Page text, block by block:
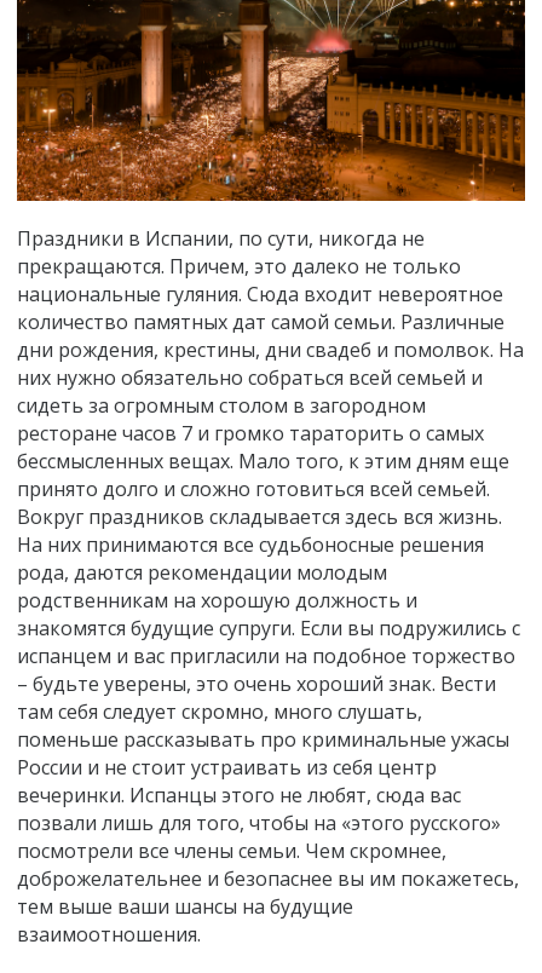
Праздники в Испании, по сути, никогда не
прекращаются. Причем, это далеко не только
национальные гуляния. Сюда входит невероятное
количество памятных дат самой семьи. Различные
дни рождения, крестины, дни свадеб и помолвок. На
них нужно обязательно собраться всей семьей и
сидеть за огромным столом в загородном
ресторане часов 7 и громко тараторить о самых
бессмысленных вещах. Мало того, к этим дням еще
принято долго и сложно готовиться всей семьей.
Вокруг праздников складывается здесь вся жизнь.
На них принимаются все судьбоносные решения
рода, даются рекомендации молодым
родственникам на хорошую должность и
знакомятся будущие супруги. Если вы подружились с
испанцем и вас пригласили на подобное торжество
– будьте уверены, это очень хороший знак. Вести
там себя следует скромно, много слушать,
поменьше рассказывать про криминальные ужасы
России и не стоит устраивать из себя центр
вечеринки. Испанцы этого не любят, сюда вас
позвали лишь для того, чтобы на «этого русского»
посмотрели все члены семьи. Чем скромнее,
доброжелательнее и безопаснее вы им покажетесь,
тем выше ваши шансы на будущие
взаимоотношения.